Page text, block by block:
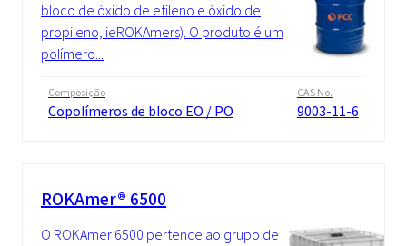
bloco de óxido de etileno e óxido de
propileno, ieROKAmers). O produto é um
polímero...
Composição
Copolímeros de bloco EO / PO
CAS No.
9003-11-6
ROKAmer® 6500
O ROKAmer 6500 pertence ao grupo de